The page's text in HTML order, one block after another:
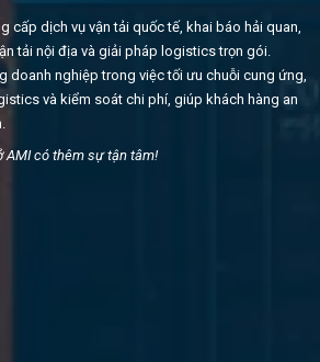
cấp dịch vụ vận tải quốc tế, khai báo hải quan,
tải nội địa và giải pháp logistics trọn gói.
doanh nghiệp trong việc tối ưu chuỗi cung ứng,
và kiểm soát chi phí, giúp khách hàng an
AMI có thêm sự tận tâm!